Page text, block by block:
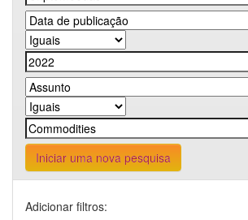
Iniciar uma nova pesquisa
Adicionar filtros: